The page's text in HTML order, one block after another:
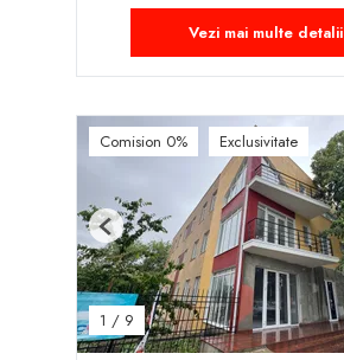
Vezi mai multe detalii
Comision 0% Exclusivitate
1 / 9
Previous